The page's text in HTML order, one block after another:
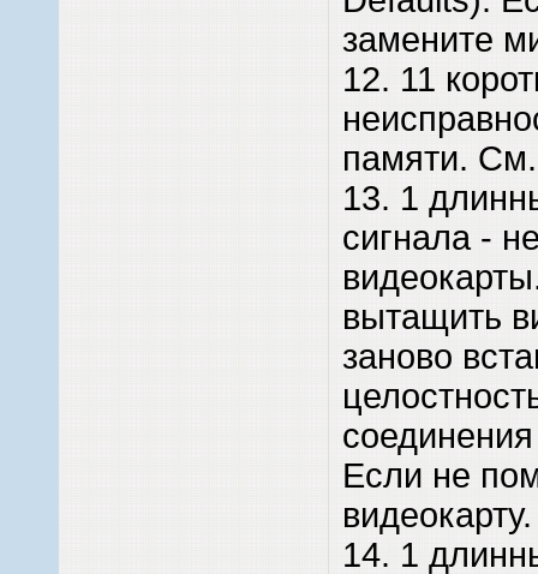
замените
12. 11
памяти.
13. 1
сигнала -
вытащить
заново
Если не
видеокарту.
14. 1